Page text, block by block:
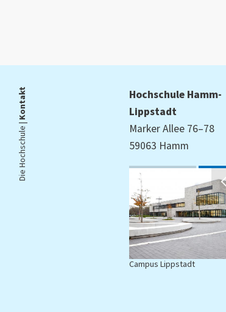
Die Hochschule |
Kontakt
Hochschule Hamm-
Lippstadt
Marker Allee 76–78
59063 Hamm
Campus Lippstadt